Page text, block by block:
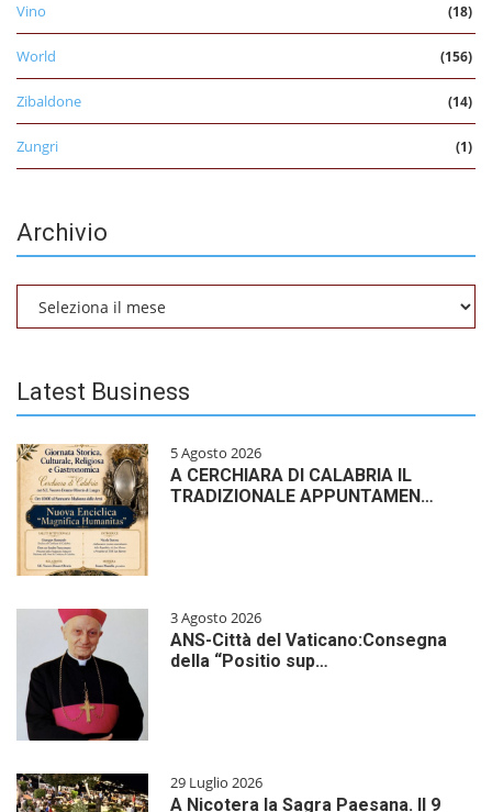
Vino (18)
World (156)
Zibaldone (14)
Zungri (1)
Archivio
Latest Business
5 Agosto 2026
A CERCHIARA DI CALABRIA IL
TRADIZIONALE APPUNTAMEN…
3 Agosto 2026
ANS-Città del Vaticano:Consegna
della “Positio sup…
29 Luglio 2026
A Nicotera la Sagra Paesana. Il 9